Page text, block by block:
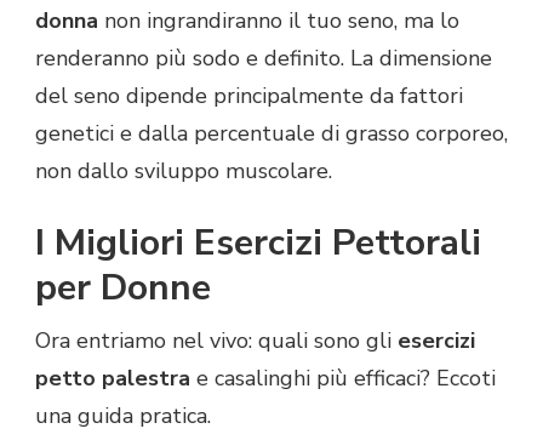
donna non ingrandiranno il tuo seno, ma lo
renderanno più sodo e definito. La dimensione
del seno dipende principalmente da fattori
genetici e dalla percentuale di grasso corporeo,
non dallo sviluppo muscolare.
I Migliori Esercizi Pettorali
per Donne
Ora entriamo nel vivo: quali sono gli esercizi
petto palestra e casalinghi più efficaci? Eccoti
una guida pratica.